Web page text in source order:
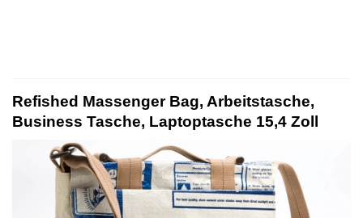
Refished Massenger Bag, Arbeitstasche,
Business Tasche, Laptoptasche 15,4 Zoll